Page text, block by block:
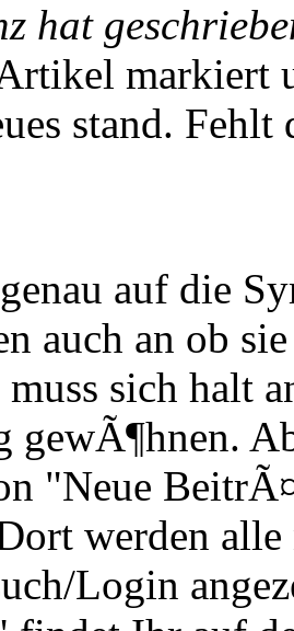
hat
stand. Fehlt
auf die
auch an ob
sich halt
gewÃ¶hnen.
"Neue
werden
Login